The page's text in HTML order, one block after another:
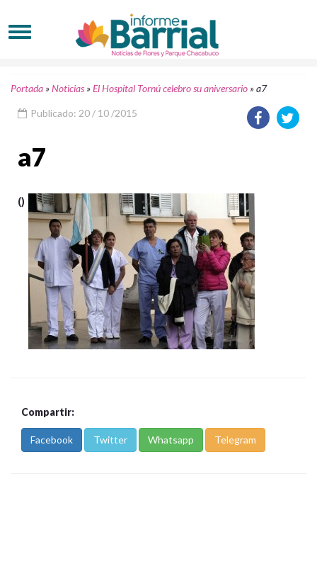
Portada »Noticias »El Hospital Tornú celebro su aniversario »a7
Publicado: 20 / 10 /2015
a7
()
Compartir:
Facebook Twitter Whatsapp Telegram